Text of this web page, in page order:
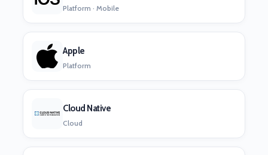
Platform · Mobile
Apple
Platform
Cloud Native
Cloud